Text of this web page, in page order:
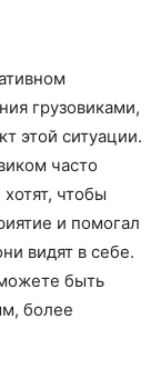
грузовиками,
этой ситуации.
часто
чтобы
и помогал
видят в себе.
быть
более